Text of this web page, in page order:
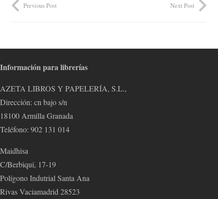
Previous Post Next Post
Información para librerías
AZETA LIBROS Y PAPELERÍA, S.L.,
Dirección: cn bajo s/n
18100 Armilla Granada
Teléfono: 902 131 014
Maidhisa
C/Berbiquí, 17-19
Polígono Indutrial Santa Ana
Rivas Vaciamadrid 28523